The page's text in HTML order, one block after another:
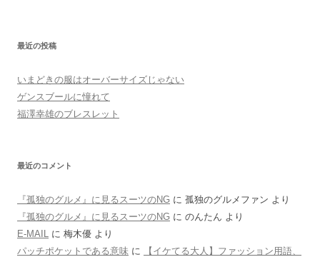
最近の投稿
いまどきの服はオーバーサイズじゃない
ゲンスブールに憧れて
福澤幸雄のブレスレット
最近のコメント
『孤独のグルメ』に見るスーツのNG に 孤独のグルメファン より
『孤独のグルメ』に見るスーツのNG に のんたん より
E-MAIL に 梅木優 より
パッチポケットである意味 に
【イケてる大人】ファッション用語、